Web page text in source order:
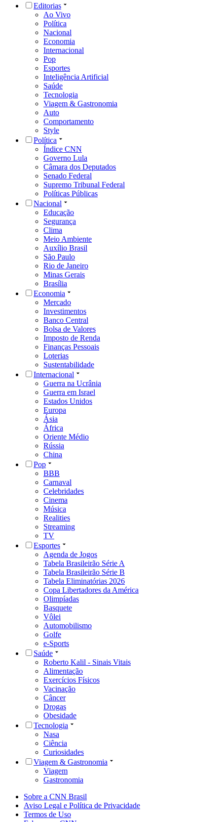
Editorias
Ao Vivo
Política
Nacional
Economia
Internacional
Pop
Esportes
Inteligência Artificial
Saúde
Tecnologia
Viagem & Gastronomia
Auto
Comportamento
Style
Política
Índice CNN
Governo Lula
Câmara dos Deputados
Senado Federal
Supremo Tribunal Federal
Políticas Públicas
Nacional
Educação
Segurança
Clima
Meio Ambiente
Auxílio Brasil
São Paulo
Rio de Janeiro
Minas Gerais
Brasília
Economia
Mercado
Investimentos
Banco Central
Bolsa de Valores
Imposto de Renda
Finanças Pessoais
Loterias
Sustentabilidade
Internacional
Guerra na Ucrânia
Guerra em Israel
Estados Unidos
Europa
Ásia
África
Oriente Médio
Rússia
China
Pop
BBB
Carnaval
Celebridades
Cinema
Música
Realities
Streaming
TV
Esportes
Agenda de Jogos
Tabela Brasileirão Série A
Tabela Brasileirão Série B
Tabela Eliminatórias 2026
Copa Libertadores da América
Olimpíadas
Basquete
Vôlei
Automobilismo
Golfe
e-Sports
Saúde
Roberto Kalil - Sinais Vitais
Alimentação
Exercícios Físicos
Vacinação
Câncer
Drogas
Obesidade
Tecnologia
Nasa
Ciência
Curiosidades
Viagem & Gastronomia
Viagem
Gastronomia
Sobre a CNN Brasil
Aviso Legal e Política de Privacidade
Termos de Uso